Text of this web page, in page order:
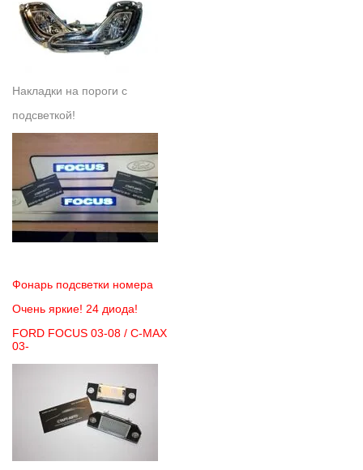
Накладки на пороги с
подсветкой!
Фонарь подсветки номера
Очень яркие! 24 диода!
FORD FOCUS 03-08 / C-MAX
03-